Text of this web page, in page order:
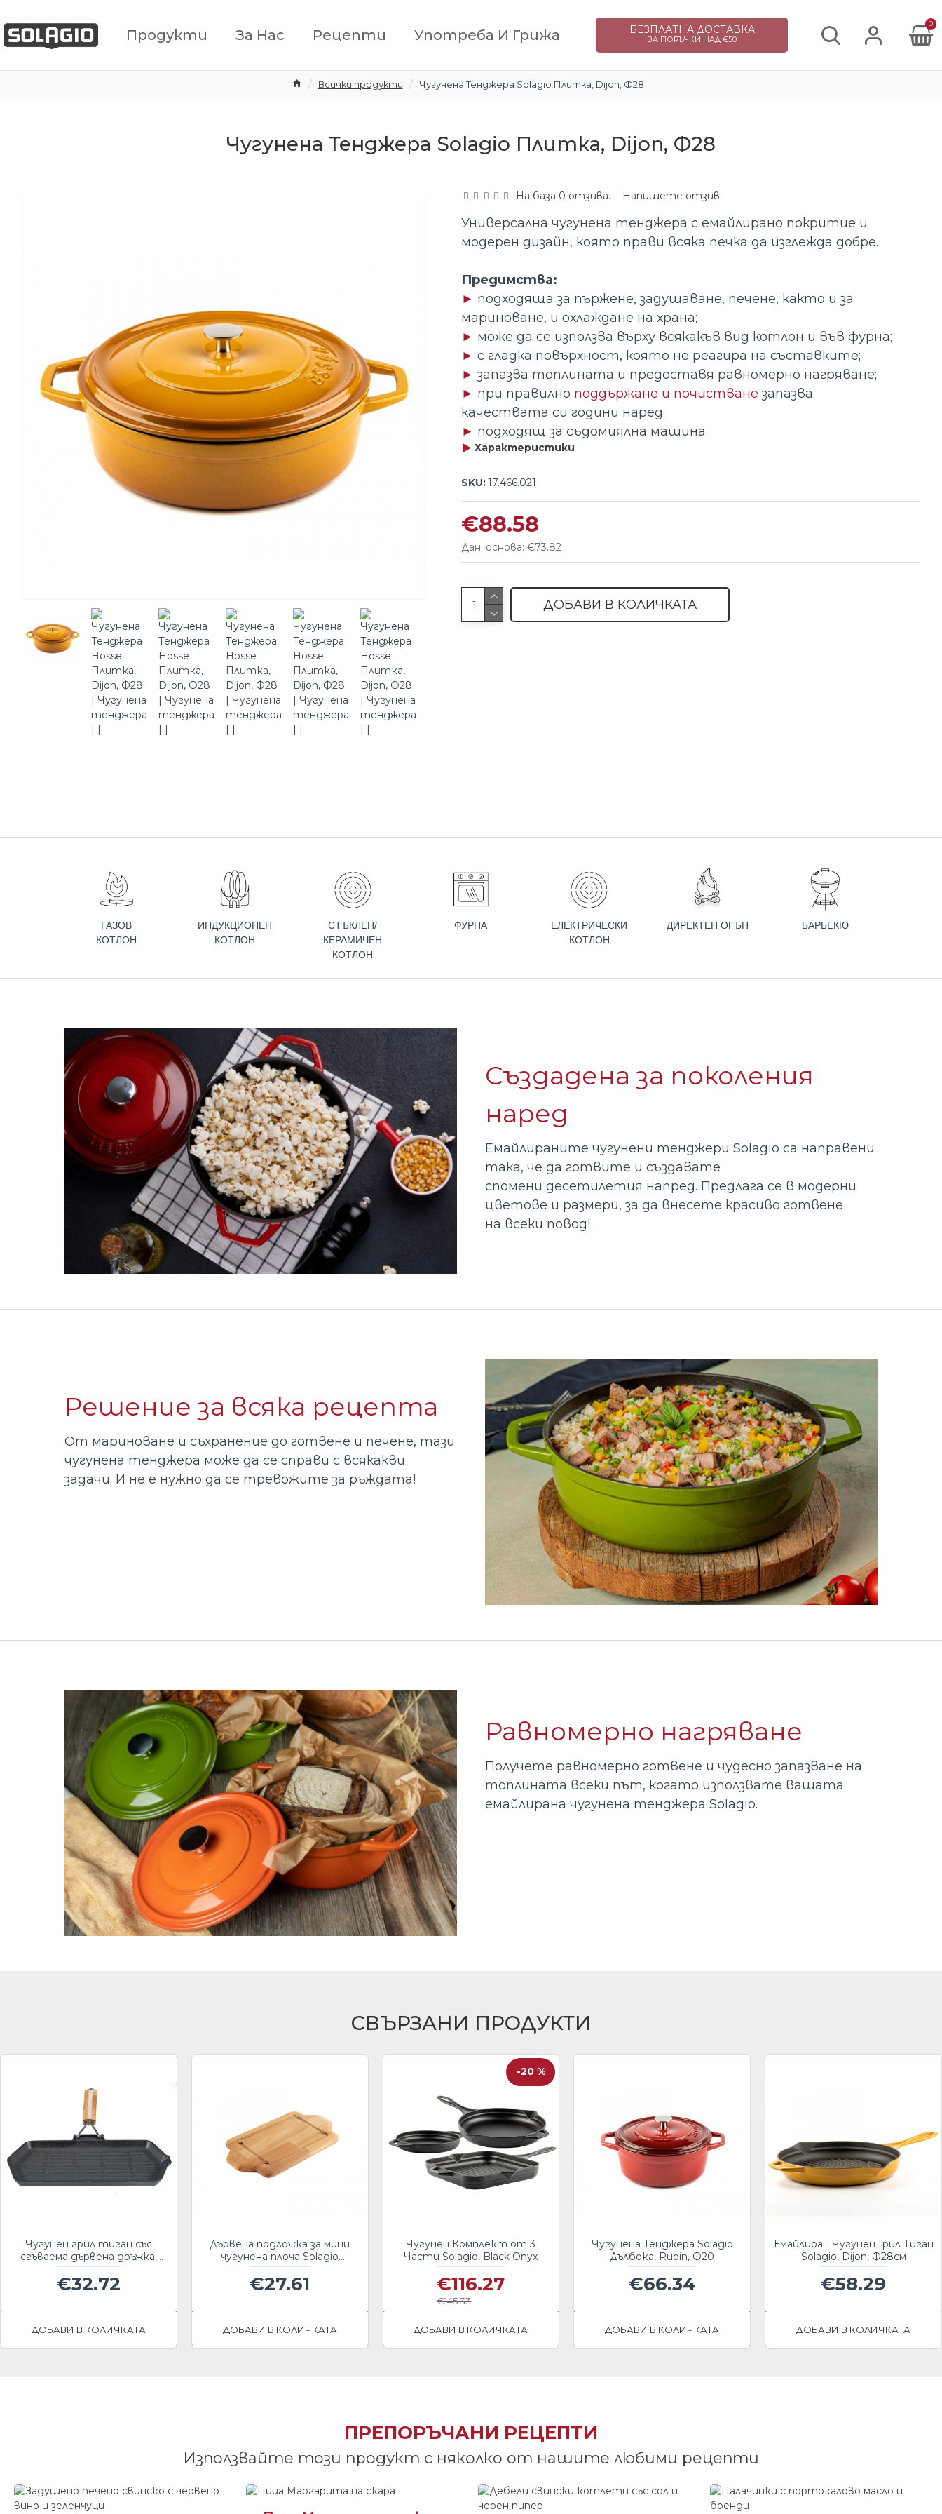
Продукти За Нас Рецепти Употреба И Грижа БЕЗПЛАТНА ДОСТАВКА
ЗА ПОРЪЧКИ НАД €50
0
Всички продукти Чугунена Тенджера Solagio Плитка, Dijon, Ф28
Чугунена Тенджера Solagio Плитка, Dijon, Ф28
Характеристики
Универсална чугунена тенджера с емайлирано покритие и
модерен дизайн, която прави всяка печка да изглежда добре.
Предимства:
► подходяща за пържене, задушаване, печене, както и за
мариноване, и охлаждане на храна;
► може да се използва върху всякакъв вид котлон и във фурна;
► с гладка повърхност, която не реагира на съставките;
► запазва топлината и предоставя равномерно нагряване;
► при правилно поддържане и почистване запазва
качествата си години наред;
► подходящ за съдомиялна машина.
SKU:17.466.021
На база 0 отзива. - Напишете отзив
€88.58
Дан. основа: €73.82
ДОБАВИ В КОЛИЧКАТА
ГАЗОВ
КОТЛОН
ИНДУКЦИОНЕН
КОТЛОН
СТЪКЛЕН/
КЕРАМИЧЕН
КОТЛОН
ФУРНА
ЕЛЕКТРИЧЕСКИ
КОТЛОН
ДИРЕКТЕН ОГЪН БАРБЕКЮ
Създадена за поколения
наред
Емайлираните чугунени тенджери Solagio са направени
така, че да готвите и създавате
спомени десетилетия напред. Предлага се в модерни
цветове и размери, за да внесете красиво готвене
на всеки повод!
Решение за всяка рецепта
От мариноване и съхранение до готвене и печене, тази
чугунена тенджера може да се справи с всякакви
задачи. И не е нужно да се тревожите за ръждата!
Равномерно нагряване
Получете равномерно готвене и чудесно запазване на
топлината всеки път, когато използвате вашата
емайлирана чугунена тенджера Solagio.
СВЪРЗАНИ ПРОДУКТИ
Чугунен грил тиган със
сгъваема дървена дръжка,
35x21см
€32.72
ДОБАВИ В КОЛИЧКАТА
Дървена подложка за мини
чугунена плоча Solagio
HSDDHP1522
€27.61
ДОБАВИ В КОЛИЧКАТА
-20 %
Чугунен Комплект от 3
Части Solagio, Black Onyx
€116.27
€145.33
ДОБАВИ В КОЛИЧКАТА
Чугунена Тенджера Solagio
Дълбока, Rubin, Ф20
€66.34
ДОБАВИ В КОЛИЧКАТА
Емайлиран Чугунен Грил Тиган
Solagio, Dijon, Ф28см
€58.29
ДОБАВИ В КОЛИЧКАТА
ПРЕПОРЪЧАНИ РЕЦЕПТИ
Използвайте този продукт с няколко от нашите любими рецепти